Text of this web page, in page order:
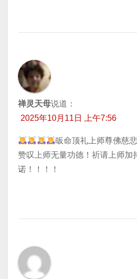
禅灵天母说道：
2025年10月11日 上午7:56
皈命顶礼上师尊佛慈
赞叹上师无量功德！祈请上师加
诺！！！！